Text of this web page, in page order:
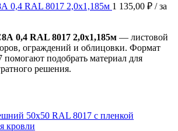
0,4 RAL 8017 2,0х1,185м 1 135,00 ₽ / за
0,4 RAL 8017 2,0х1,185м — листовой
ограждений и облицовки. Формат
подобрать материал для
решения.
кровли